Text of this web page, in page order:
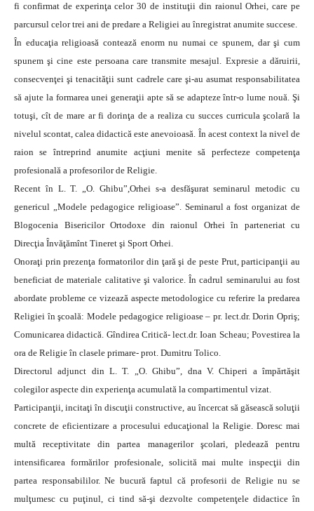
fi confirmat de experinţa celor 30 de instituţii din raionul Orhei, care pe
parcursul celor trei ani de predare a Religiei au înregistrat anumite succese.
În educaţia religioasă contează enorm nu numai ce spunem, dar şi cum
spunem şi cine este persoana care transmite mesajul. Expresie a dăruirii,
consecvenţei şi tenacităţii sunt cadrele care şi-au asumat responsabilitatea
să ajute la formarea unei generaţii apte să se adapteze într-o lume nouă. Şi
totuşi, cît de mare ar fi dorinţa de a realiza cu succes curricula şcolară la
nivelul scontat, calea didactică este anevoioasă. În acest context la nivel de
raion se întreprind anumite acţiuni menite să perfecteze competenţa
profesională a profesorilor de Religie.
Recent în L. T. „O. Ghibu”,Orhei s-a desfăşurat seminarul metodic cu
genericul „Modele pedagogice religioase”. Seminarul a fost organizat de
Blogocenia Bisericilor Ortodoxe din raionul Orhei în parteneriat cu
Direcţia Învăţămînt Tineret şi Sport Orhei.
Onoraţi prin prezenţa formatorilor din ţară şi de peste Prut, participanţii au
beneficiat de materiale calitative şi valorice. În cadrul seminarului au fost
abordate probleme ce vizează aspecte metodologice cu referire la predarea
Religiei în şcoală: Modele pedagogice religioase – pr. lect.dr. Dorin Opriş;
Comunicarea didactică. Gîndirea Critică- lect.dr. Ioan Scheau; Povestirea la
ora de Religie în clasele primare- prot. Dumitru Tolico.
Directorul adjunct din L. T. „O. Ghibu”, dna V. Chiperi a împărtăşit
colegilor aspecte din experienţa acumulată la compartimentul vizat.
Participanţii, incitaţi în discuţii constructive, au încercat să găsească soluţii
concrete de eficientizare a procesului educaţional la Religie. Doresc mai
multă receptivitate din partea managerilor şcolari, pledează pentru
intensificarea formărilor profesionale, solicită mai multe inspecţii din
partea responsabililor. Ne bucură faptul că profesorii de Religie nu se
mulţumesc cu puţinul, ci tind să-şi dezvolte competenţele didactice în